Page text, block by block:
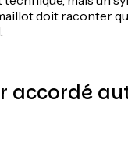
doit raconter
accordé